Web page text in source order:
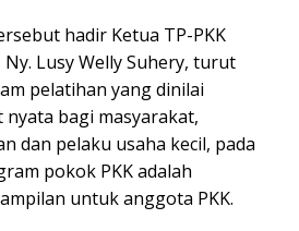
hadir Ketua TP-PKK
Lusy Welly Suhery, turut
pelatihan yang dinilai
bagi masyarakat,
dan pelaku usaha kecil, pada
pokok PKK adalah
untuk anggota PKK.